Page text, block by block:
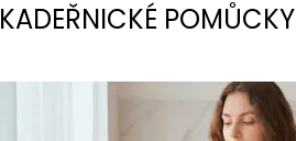
KADEŘNICKÉ POMŮCKY